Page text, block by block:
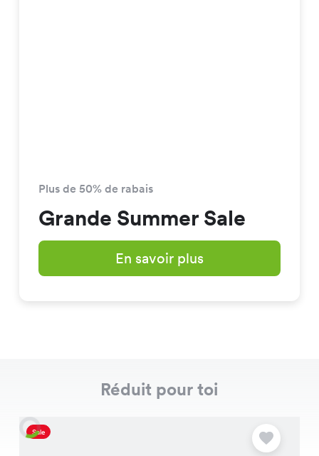
Plus de 50% de rabais
Grande Summer Sale
En savoir plus
Réduit pour toi
Sale